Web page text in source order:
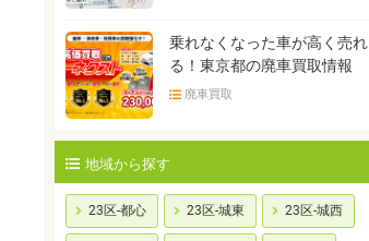
乗れなくなった車が高く売れ
る！東京都の廃車買取情報
廃車買取
地域から探す
23区-都心 23区-城東 23区-城西